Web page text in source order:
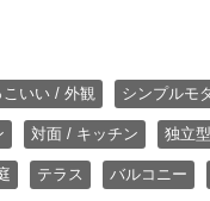
こいい / 外観 シンプルモ
対面 / キッチン 独立
テラス バルコニー